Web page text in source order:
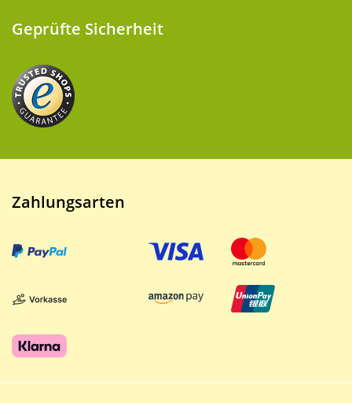
Geprüfte Sicherheit
Zahlungsarten